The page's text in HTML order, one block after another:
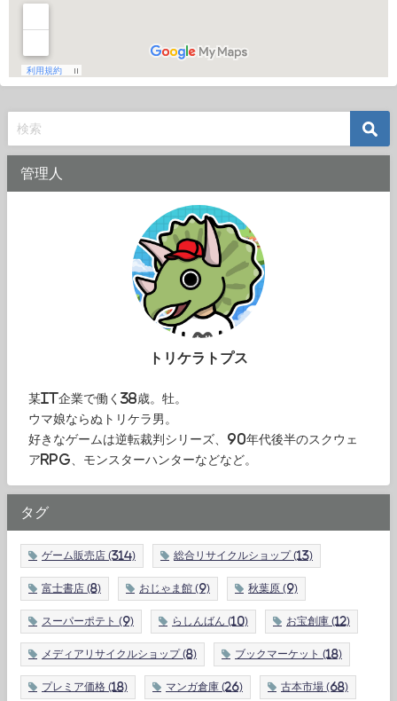
管理人
トリケラトプス
某IT企業で働く38歳。牡。
ウマ娘ならぬトリケラ男。
好きなゲームは逆転裁判シリーズ、90年代後半のスクウェ
アRPG、モンスターハンターなどなど。
タグ
ゲーム販売店 (314) 総合リサイクルショップ (13)
富士書店 (8) おじゃま館 (9) 秋葉原 (9)
スーパーポテト (9) らしんばん (10) お宝創庫 (12)
メディアリサイクルショップ (8) ブックマーケット (18)
プレミア価格 (18) マンガ倉庫 (26) 古本市場 (68)